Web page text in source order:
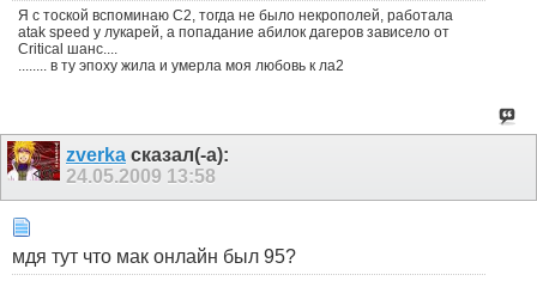
Я с тоской вспоминаю С2, тогда не было некрополей, работала
atak speed у лукарей, а попадание абилок дагеров зависело от
Critical шанс....
........ в ту эпоху жила и умерла моя любовь к ла2
zverka сказал(-а):
24.05.2009 13:58
мдя тут что мак онлайн был 95?